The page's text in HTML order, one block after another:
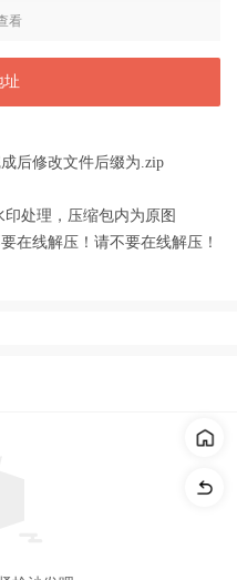
看
址
后修改文件后缀为.zip
处理，压缩包内为原图
在线解压！请不要在线解压！